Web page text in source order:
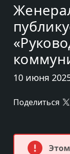
10 июня
Поделиться